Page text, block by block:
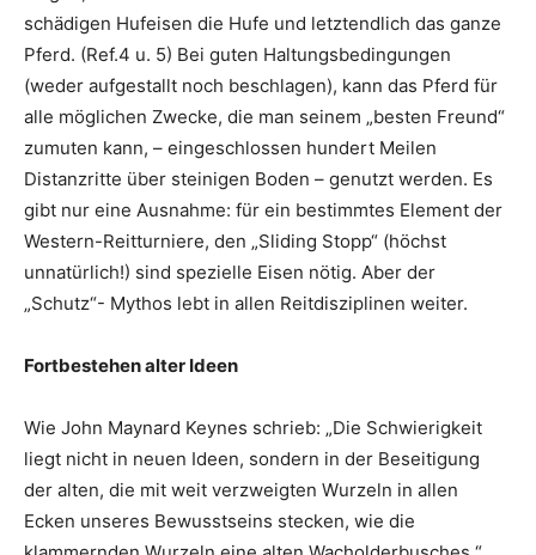
schädigen Hufeisen die Hufe und letztendlich das ganze
Pferd. (Ref.4 u. 5) Bei guten Haltungsbedingungen
(weder aufgestallt noch beschlagen), kann das Pferd für
alle möglichen Zwecke, die man seinem „besten Freund“
zumuten kann, – eingeschlossen hundert Meilen
Distanzritte über steinigen Boden – genutzt werden. Es
gibt nur eine Ausnahme: für ein bestimmtes Element der
Western-Reitturniere, den „Sliding Stopp“ (höchst
unnatürlich!) sind spezielle Eisen nötig. Aber der
„Schutz“- Mythos lebt in allen Reitdisziplinen weiter.
Fortbestehen alter Ideen
Wie John Maynard Keynes schrieb: „Die Schwierigkeit
liegt nicht in neuen Ideen, sondern in der Beseitigung
der alten, die mit weit verzweigten Wurzeln in allen
Ecken unseres Bewusstseins stecken, wie die